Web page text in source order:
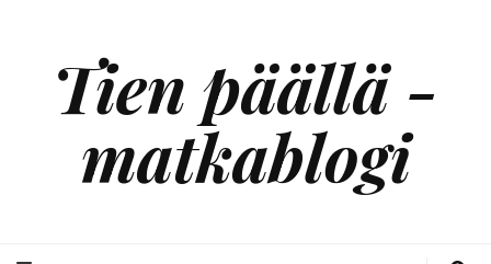
Tien päällä -
matkablogi